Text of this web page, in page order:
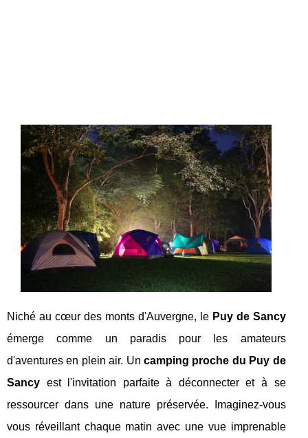
Niché au cœur des monts d'Auvergne, le Puy de Sancy
émerge comme un paradis pour les amateurs
d'aventures en plein air. Un camping proche du Puy de
Sancy est l'invitation parfaite à déconnecter et à se
ressourcer dans une nature préservée. Imaginez-vous
vous réveillant chaque matin avec une vue imprenable